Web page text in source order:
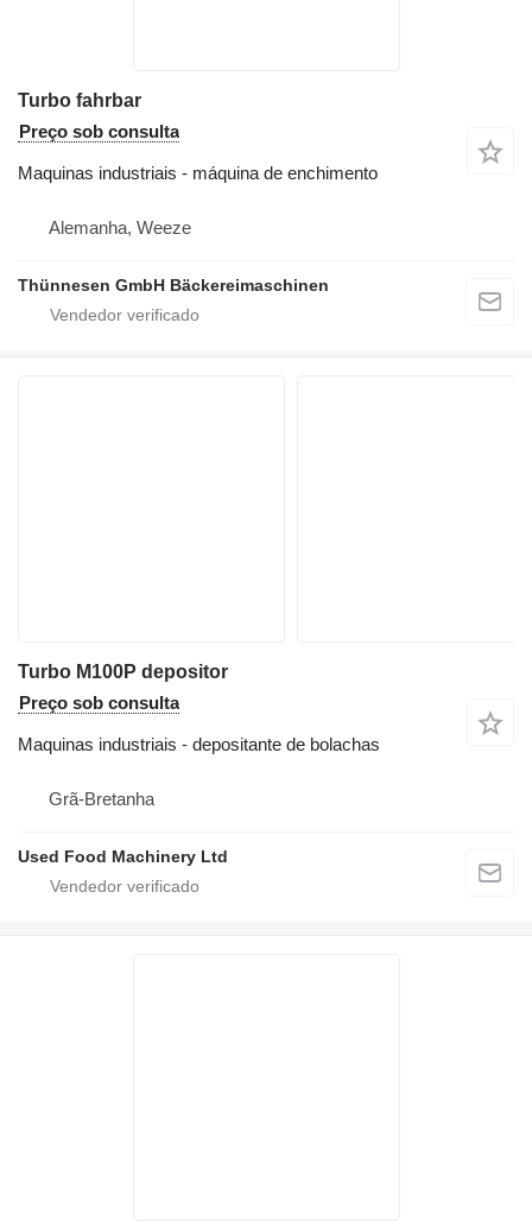
Turbo fahrbar
Preço sob consulta
Maquinas industriais - máquina de enchimento
Alemanha, Weeze
Thünnesen GmbH Bäckereimaschinen
Turbo M100P depositor
Preço sob consulta
Maquinas industriais - depositante de bolachas
Grã-Bretanha
Used Food Machinery Ltd